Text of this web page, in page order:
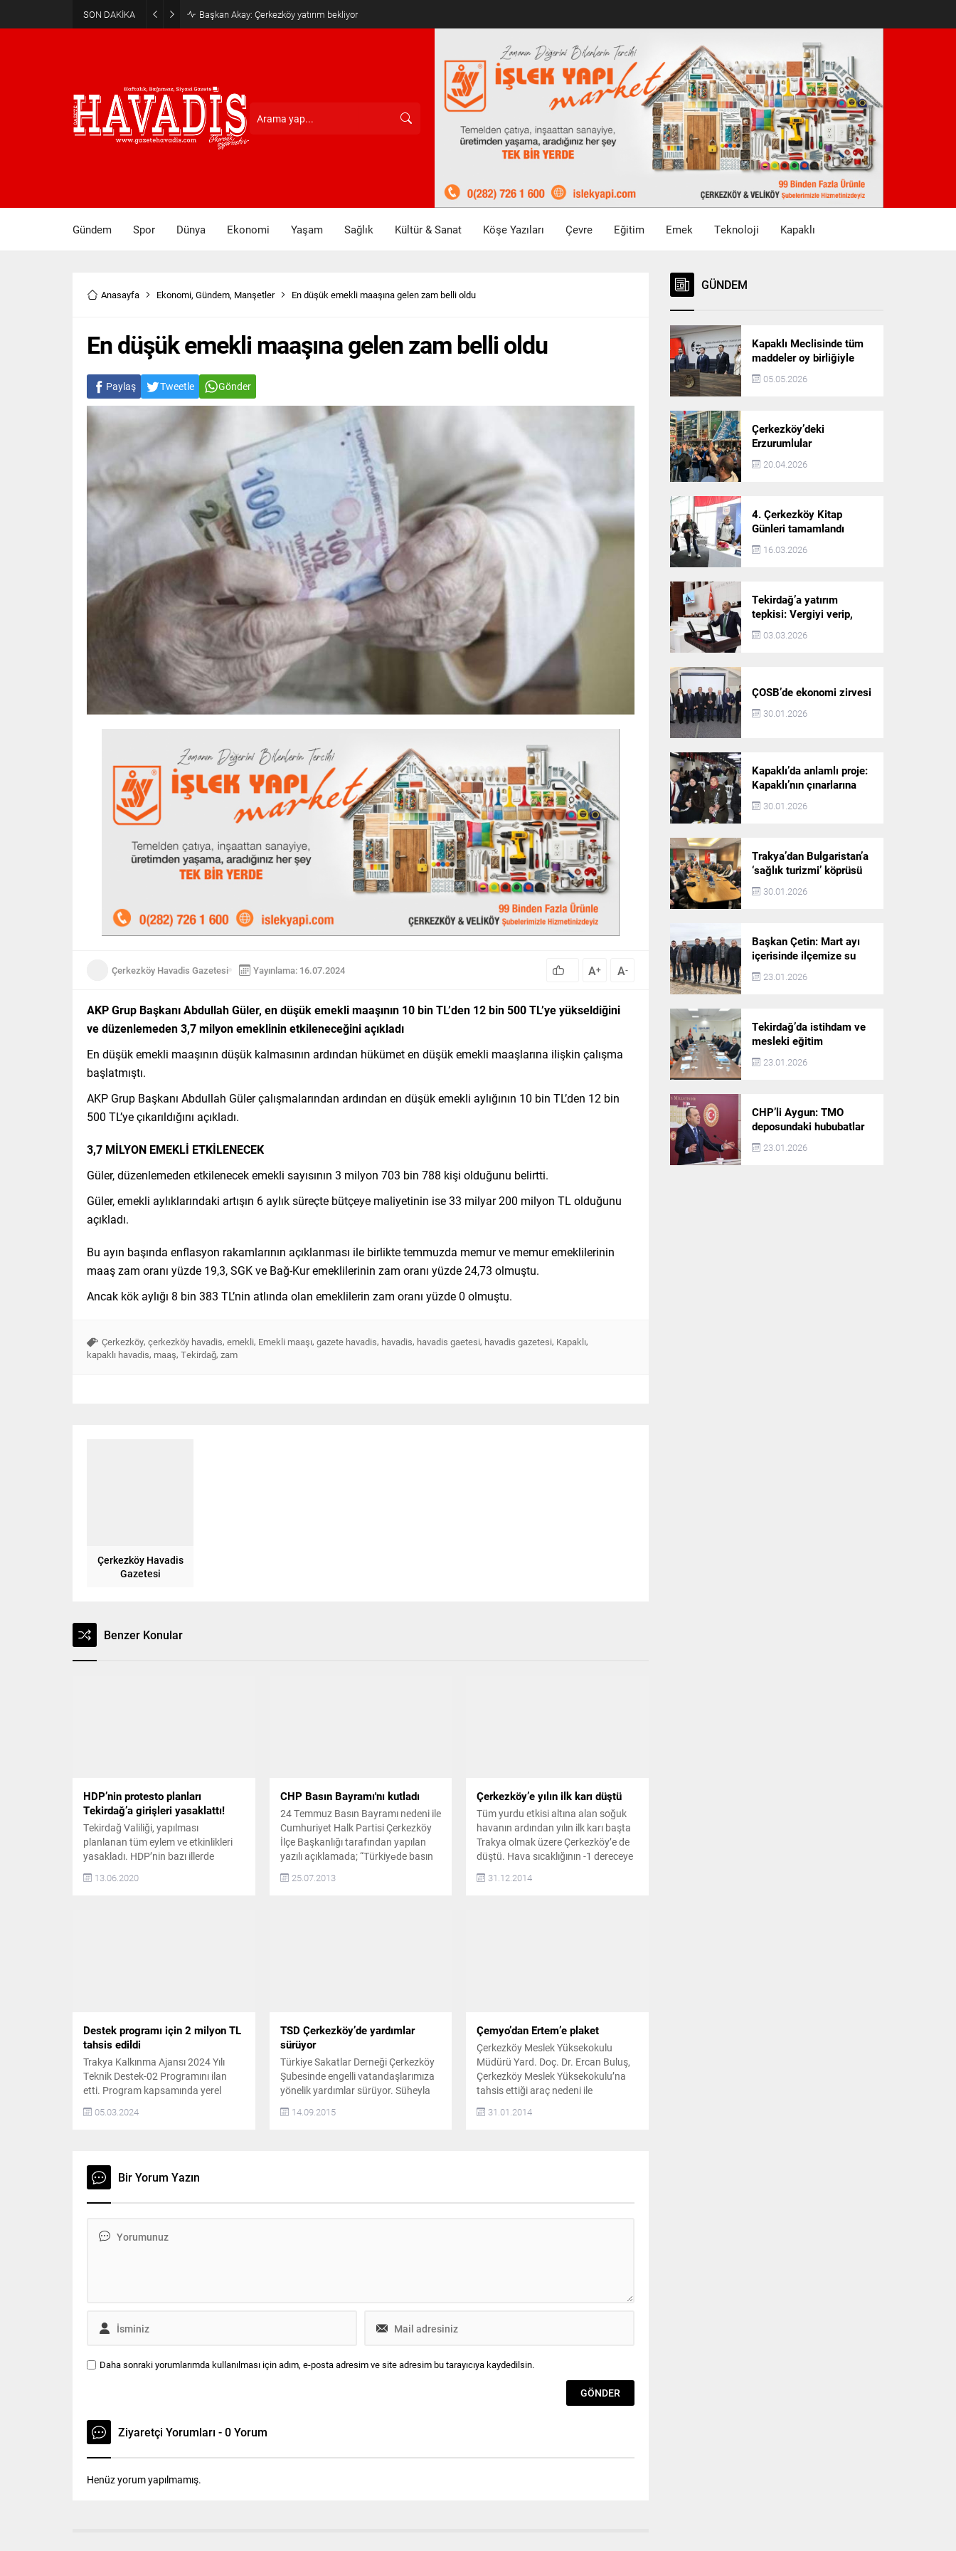
SON DAKİKA Haziran ayı ilk oturumu tamamlandı
Gündem Spor Dünya Ekonomi Yaşam Sağlık Kültür & Sanat Köşe Yazıları Çevre Eğitim Emek Teknoloji Kapaklı
Anasayfa Ekonomi, Gündem, Manşetler En düşük emekli maaşına gelen zam belli oldu
En düşük emekli maaşına gelen zam belli oldu
Paylaş Tweetle Gönder
Çerkezköy Havadis Gazetesi Yayınlama: 16.07.2024 A+ A-
AKP Grup Başkanı Abdullah Güler, en düşük emekli maaşının 10 bin TL’den 12 bin 500 TL’ye yükseldiğini
ve düzenlemeden 3,7 milyon emeklinin etkileneceğini açıkladı
En düşük emekli maaşının düşük kalmasının ardından hükümet en düşük emekli maaşlarına ilişkin çalışma
başlatmıştı.
AKP Grup Başkanı Abdullah Güler çalışmalarından ardından en düşük emekli aylığının 10 bin TL’den 12 bin
500 TL’ye çıkarıldığını açıkladı.
3,7 MİLYON EMEKLİ ETKİLENECEK
Güler, düzenlemeden etkilenecek emekli sayısının 3 milyon 703 bin 788 kişi olduğunu belirtti.
Güler, emekli aylıklarındaki artışın 6 aylık süreçte bütçeye maliyetinin ise 33 milyar 200 milyon TL olduğunu
açıkladı.
Bu ayın başında enflasyon rakamlarının açıklanması ile birlikte temmuzda memur ve memur emeklilerinin
maaş zam oranı yüzde 19,3, SGK ve Bağ-Kur emeklilerinin zam oranı yüzde 24,73 olmuştu.
Ancak kök aylığı 8 bin 383 TL’nin atlında olan emeklilerin zam oranı yüzde 0 olmuştu.
Çerkezköy, çerkezköy havadis, emekli, Emekli maaşı, gazete havadis, havadis, havadis gaetesi, havadis gazetesi, Kapaklı,
kapaklı havadis, maaş, Tekirdağ, zam
Çerkezköy Havadis
Gazetesi
Benzer Konular
HDP’nin protesto planları
Tekirdağ’a girişleri yasaklattı!
Tekirdağ Valiliği, yapılması
planlanan tüm eylem ve etkinlikleri
yasakladı. HDP’nin bazı illerde
toplanma çağrıları üzerine,
koronavirüs tedbirleri kapsamında
13.06.2020
CHP Basın Bayramı'nı kutladı
24 Temmuz Basın Bayramı nedeni ile
Cumhuriyet Halk Partisi Çerkezköy
İlçe Başkanlığı tarafından yapılan
yazılı açıklamada; “Türkiyede basın
özgürlüğü ve sansür
uygulamalarının tartışma konusu
25.07.2013
Çerkezköy’e yılın ilk karı düştü
Tüm yurdu etkisi altına alan soğuk
havanın ardından yılın ilk karı başta
Trakya olmak üzere Çerkezköy’e de
düştü. Hava sıcaklığının -1 dereceye
kadar düştüğü Çerkezköy’de yağan
karı sevinçle karşılayan her zaman
31.12.2014
Destek programı için 2 milyon TL
tahsis edildi
Trakya Kalkınma Ajansı 2024 Yılı
Teknik Destek-02 Programını ilan
etti. Program kapsamında yerel
aktörlerin bölgede dijital eksende
kırsal kalkınma açısından önem arz
ile karşılaşılan çalışmalarına destek
sağlanması amaçlanıyor Teknik
Destek Programı-02 için tahsis
Destek-02...
05.03.2024
TSD Çerkezköy’de yardımlar
sürüyor
Türkiye Sakatlar Derneği Çerkezköy
Şubesinde engelli vatandaşlarımıza
yönelik yardımlar sürüyor. Süheyla
Usta, Rekşan Mutlu ve Nurtaç Kuş,
yaptığı yardımlar ile beş engelli
gönüllüleri, engelli vatandaşların
14.09.2015
Çemyo’dan Ertem’e plaket
Çerkezköy Meslek Yüksekokulu
Müdürü Yard. Doç. Dr. Ercan Buluş,
Çerkezköy Meslek Yüksekokulu’na
tahsis ettiği araç nedeni ile
Çerkezköy Belediye Başkanı Ali
Ertem’i makamında ziyaret ederek
Çerkezköy Havadis- Çemyo
31.01.2014
Bir Yorum Yazın
Daha sonraki yorumlarımda kullanılması için adım, e-posta adresim ve site adresim bu tarayıcıya kaydedilsin.
Ziyaretçi Yorumları - 0 Yorum
Henüz yorum yapılmamış.
GÜNDEM
Kapaklı Meclisinde tüm
maddeler oy birliğiyle
karara bağlandı
05.05.2026
Çerkezköy’deki
Erzurumlular
şampiyonluğu kutladı
20.04.2026
4. Çerkezköy Kitap
Günleri tamamlandı
16.03.2026
Tekirdağ’a yatırım
tepkisi: Vergiyi verip,
hizmet almayan bir iliz
03.03.2026
ÇOSB’de ekonomi zirvesi
30.01.2026
Kapaklı’da anlamlı proje:
Kapaklı’nın çınarlarına
dijital vefa köprüsü
30.01.2026
Trakya’dan Bulgaristan’a
‘sağlık turizmi’ köprüsü
30.01.2026
Başkan Çetin: Mart ayı
içerisinde ilçemize su
akışı başlatılacak
23.01.2026
Tekirdağ’da istihdam ve
mesleki eğitim
politikaları değerlendirildi
23.01.2026
CHP’li Aygun: TMO
deposundaki hububatlar
çalındı!
23.01.2026